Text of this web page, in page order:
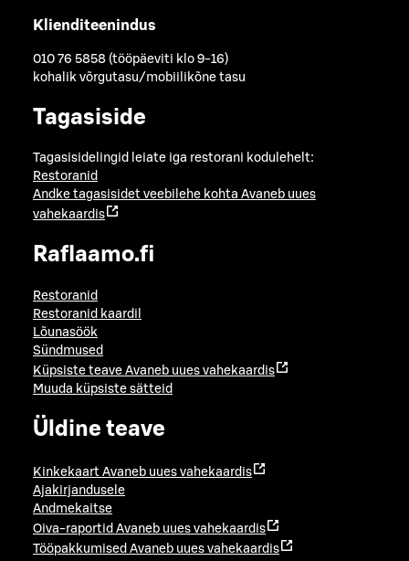
Klienditeenindus
010 76 5858 (tööpäeviti klo 9-16)
kohalik võrgutasu/mobiilikõne tasu
Tagasiside
Tagasisidelingid leiate iga restorani kodulehelt:
Restoranid
Andke tagasisidet veebilehe kohta Avaneb uues
vahekaardis
Raflaamo.fi
Restoranid
Restoranid kaardil
Lõunasöök
Sündmused
Küpsiste teave Avaneb uues vahekaardis
Muuda küpsiste sätteid
Üldine teave
Kinkekaart Avaneb uues vahekaardis
Ajakirjandusele
Andmekaitse
Oiva-raportid Avaneb uues vahekaardis
Tööpakkumised Avaneb uues vahekaardis